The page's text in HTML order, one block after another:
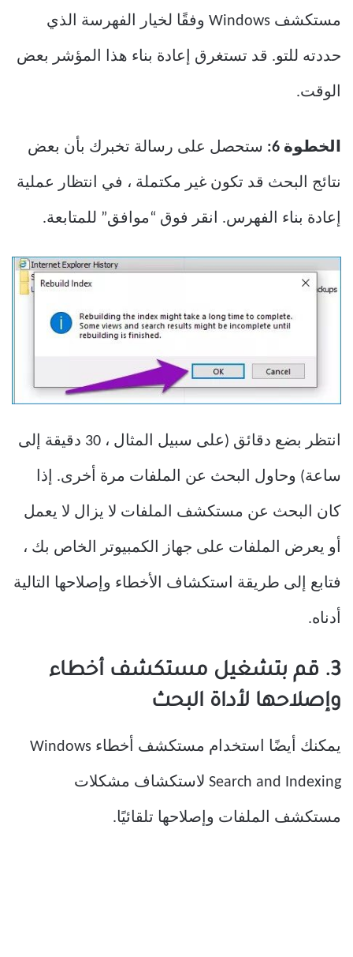
مستكشف Windows وفقًا لخيار الفهرسة الذي
حددته للتو. قد تستغرق إعادة بناء هذا المؤشر بعض
الوقت.
الخطوة 6: ستحصل على رسالة تخبرك بأن بعض
نتائج البحث قد تكون غير مكتملة ، في انتظار عملية
إعادة بناء الفهرس. انقر فوق “موافق” للمتابعة.
انتظر بضع دقائق (على سبيل المثال ، 30 دقيقة إلى
ساعة) وحاول البحث عن الملفات مرة أخرى. إذا
كان البحث عن مستكشف الملفات لا يزال لا يعمل
أو يعرض الملفات على جهاز الكمبيوتر الخاص بك ،
فتابع إلى طريقة استكشاف الأخطاء وإصلاحها التالية
أدناه.
3. قم بتشغيل مستكشف أخطاء
وإصلاحها لأداة البحث
يمكنك أيضًا استخدام مستكشف أخطاء Windows
Search and Indexing لاستكشاف مشكلات
مستكشف الملفات وإصلاحها تلقائيًا.